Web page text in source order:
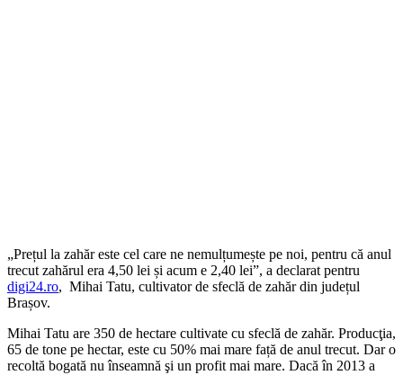
„Prețul la zahăr este cel care ne nemulțumește pe noi, pentru că anul
trecut zahărul era 4,50 lei și acum e 2,40 lei”, a declarat pentru
digi24.ro, Mihai Tatu, cultivator de sfeclă de zahăr din județul
Brașov.
Mihai Tatu are 350 de hectare cultivate cu sfeclă de zahăr. Producţia,
65 de tone pe hectar, este cu 50% mai mare față de anul trecut. Dar o
recoltă bogată nu înseamnă şi un profit mai mare. Dacă în 2013 a